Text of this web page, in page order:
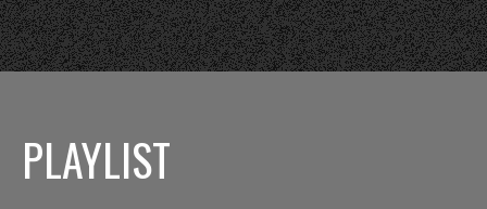
PLAYLIST